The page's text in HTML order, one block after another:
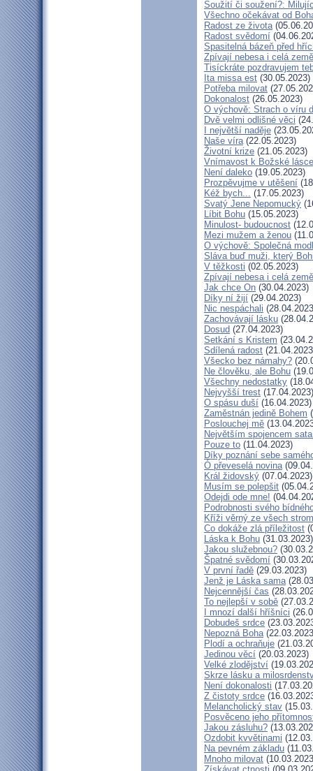
Soužití či soužení?:
Všechno očekávat od
Radost ze života
Radost svědomí
Spasitelná bázeň před
Zpívají nebesa i celá země
Tisíckráte pozdravujem
Ita missa est (30.05.2023)
Potřeba milovat
Dokonalost (26.05.2023)
O výchově: Strach o víru
Dvě velmi odlišné věci
I největší naděje
Naše víra(22.05.2023)
Životní krize (21.05.2023)
Vnímavost k Božské
Není daleko (19.05.2023)
Prozpěvujme v utěšení
Kéž bych... (17.05.2023)
Svatý Jene Nepomucký
Líbit Bohu (15.05.2023)
Minulost- budoucnost
Mezi mužem a ženou
O výchově: Společná
Sláva buď muži, který
V těžkosti (02.05.2023)
Zpívají nebesa i celá země
Jak chce On (30.04.2023)
Díky ní žijí (29.04.2023)
Nic nespáchali
Zachovávají lásku
Dosud (27.04.2023)
Setkání s Kristem
Sdílená radost
Všecko bez námahy?
Ne člověku, ale Bohu
Všechny nedostatky
Nejvyšší trest (17.04.2023)
O spásu duší (16.04.2023)
Zaměstnán jedině Bohem
Poslouchej mě
Největším spojencem
Pouze to (11.04.2023)
Díky poznání sebe
Ó převeselá novina
Král židovský (07.04.2023)
Musím se polepšit
Odejdi ode mne!
Podrobnosti svého
Kříži věrný ze všech
Co dokáže zlá příležitost
Láska k Bohu (31.03.2023)
Jakou služebnou?
Špatné svědomí
V první řadě (29.03.2023)
Jenž je Láska sama
Nejcennější čas
To nejlepší v sobě
I mnozí další hříšníci
Dobudeš srdce
Nepozná Boha
Plodí a ochraňuje
Jedinou věcí (20.03.2023)
Velké zlodějství
Skrze lásku a
Není dokonalosti
Z čistoty srdce
Melancholický stav
Posvěceno jeho
Jakou zásluhu?
Ozdobit kvvětinami
Na pevném základu
Mnoho milovat